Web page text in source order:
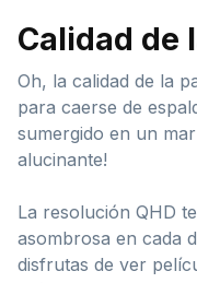
Calidad de
Oh, la calidad de la
para caerse de
sumergido en un
alucinante!
La resolución QHD
asombrosa en cada
disfrutas de ver